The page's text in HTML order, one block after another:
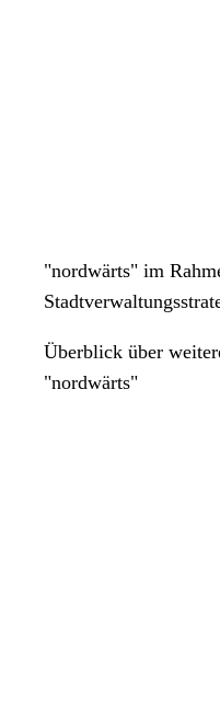
"nordwärts" im
Überblick über
"nordwärts"